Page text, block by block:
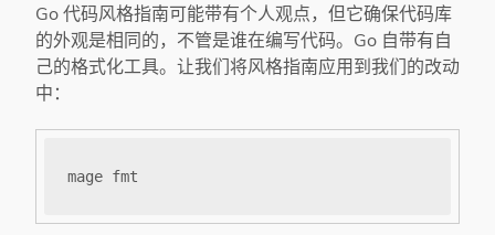
Go 代码风格指南可能带有个人观点，但它确保代码库
的外观是相同的，不管是谁在编写代码。Go 自带有自
己的格式化工具。让我们将风格指南应用到我们的改动
中：